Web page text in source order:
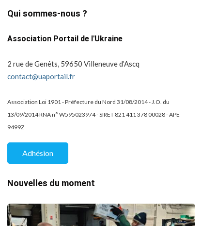
Qui sommes-nous ?
Association Portail de l'Ukraine
2 rue de Genêts, 59650 Villeneuve d’Ascq
contact@uaportail.fr
Association Loi 1901 - Préfecture du Nord 31/08/2014 - J.O. du
13/09/2014 RNA n° W595023974 - SIRET 821 411 378 00028 - APE
9499Z
Adhésion
Nouvelles du moment